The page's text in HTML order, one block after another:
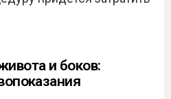
и боков: